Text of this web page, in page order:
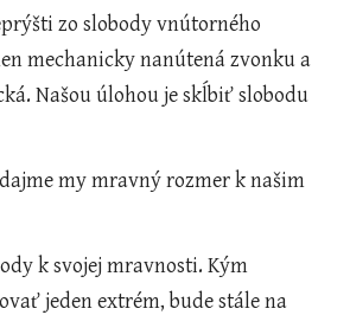
zo slobody vnútorného
mechanicky nanútená zvonku a
Našou úlohou je skĺbiť slobodu
my mravný rozmer k našim
k svojej mravnosti. Kým
jeden extrém, bude stále na